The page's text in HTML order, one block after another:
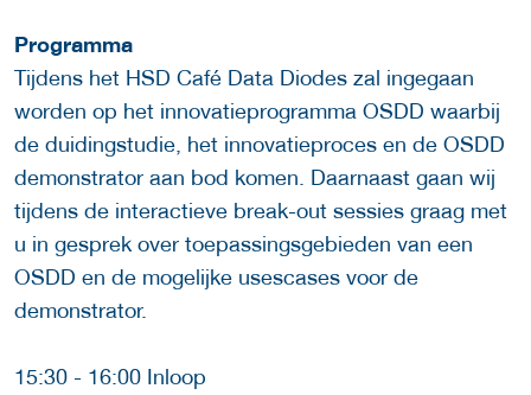
Programma
Tijdens het HSD Café Data Diodes zal ingegaan
worden op het innovatieprogramma OSDD waarbij
de duidingstudie, het innovatieproces en de OSDD
demonstrator aan bod komen. Daarnaast gaan wij
tijdens de interactieve break-out sessies graag met
u in gesprek over toepassingsgebieden van een
OSDD en de mogelijke usescases voor de
demonstrator.
15:30 - 16:00 Inloop